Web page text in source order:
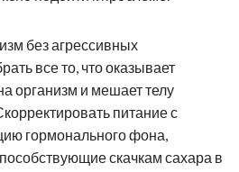
без агрессивных
все то, что оказывает
организм и мешает телу
питание с
гормонального фона,
скачкам сахара в